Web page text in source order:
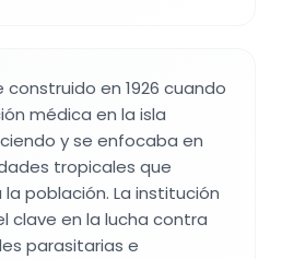
construido en 1926 cuando
médica en la isla
y se enfocaba en
tropicales que
población. La institución
clave en la lucha contra
parasitarias e